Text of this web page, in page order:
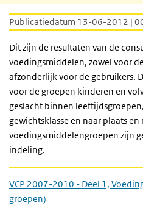
Publicatiedatum 13-06-2012 |
Dit zijn de resultaten van de
voedingsmiddelen, zowel voor
afzonderlijk voor de gebruikers.
voor de groepen kinderen en
geslacht binnen
gewichtsklasse en naar plaats
voedingsmiddelengroepen zijn
indeling.
VCP 2007-2010 - Deel 1,
groepen)